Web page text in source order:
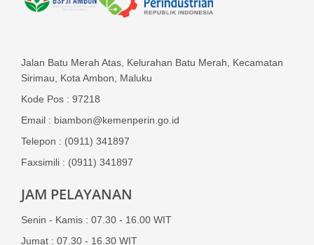
Jalan Batu Merah Atas, Kelurahan Batu Merah, Kecamatan
Sirimau, Kota Ambon, Maluku
Kode Pos : 97218
Email : biambon@kemenperin.go.id
Telepon : (0911) 341897
Faxsimili : (0911) 341897
JAM PELAYANAN
Senin - Kamis : 07.30 - 16.00 WIT
Jumat : 07.30 - 16.30 WIT